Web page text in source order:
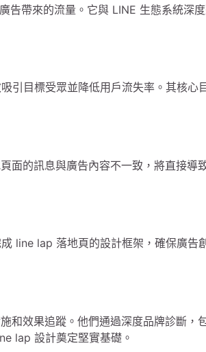
告帶來的流量。它與 LINE 生態系統深
引目標受眾並降低用戶流失率。其核心
面的訊息與廣告內容不一致，將直接導
line lap 落地頁的設計框架，確保廣告
和效果追蹤。他們通過深度品牌診斷，
lap 設計奠定堅實基礎。